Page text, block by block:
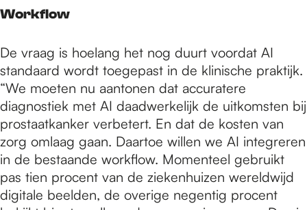
Workflow
De vraag is hoelang het nog duurt voordat AI
standaard wordt toegepast in de klinische praktijk.
“We moeten nu aantonen dat accuratere
diagnostiek met AI daadwerkelijk de uitkomsten bij
prostaatkanker verbetert. En dat de kosten van
zorg omlaag gaan. Daartoe willen we AI integreren
in de bestaande workflow. Momenteel gebruikt
pas tien procent van de ziekenhuizen wereldwijd
digitale beelden, de overige negentig procent